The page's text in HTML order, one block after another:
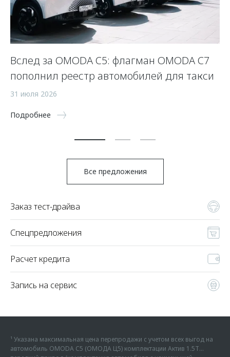
Вслед за OMODA C5: флагман OMODA C7
пополнил реестр автомобилей для такси
31 июля 2026
Подробнее
Все предложения
Заказ тест-драйва
Спецпредложения
Расчет кредита
Запись на сервис
¹ Указана максимальная цена перепродажи с учетом всех выгод на
автомобиль OMODA C5 (ОМОДА Ц5) комплектации Актив 1.5Т